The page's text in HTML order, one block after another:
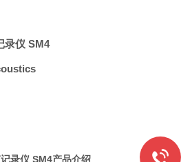
录仪 SM4